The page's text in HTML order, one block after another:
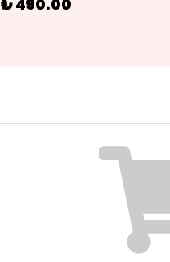
₺ 490.00